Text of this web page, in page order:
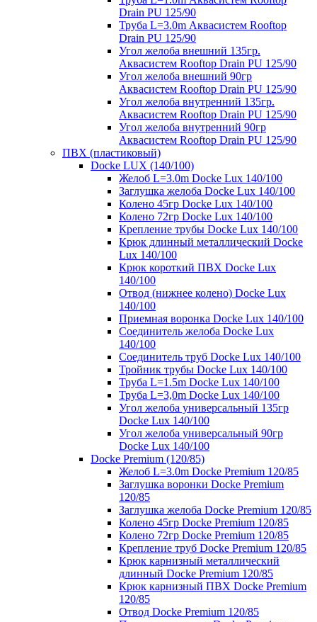
Drain PU 125/90
Труба L=3.0m Аквасистем Rooftop
Drain PU 125/90
Угол желоба внешний 135гр.
Аквасистем Rooftop Drain PU 125/90
Угол желоба внешний 90гр
Аквасистем Rooftop Drain PU 125/90
Угол желоба внутренний 135гр.
Аквасистем Rooftop Drain PU 125/90
Угол желоба внутренний 90гр
Аквасистем Rooftop Drain PU 125/90
ПВХ (пластиковый)
Docke LUX (140/100)
Желоб L=3.0m Docke Lux 140/100
Заглушка желоба Docke Lux 140/100
Колено 45гр Docke Lux 140/100
Колено 72гр Docke Lux 140/100
Крепление трубы Docke Lux 140/100
Крюк длинный металлический Docke
Lux 140/100
Крюк короткий ПВХ Docke Lux
140/100
Отвод (нижнее колено) Docke Lux
140/100
Приемная воронка Docke Lux 140/100
Соединитель желоба Docke Lux
140/100
Соединитель труб Docke Lux 140/100
Тройник трубы Docke Lux 140/100
Труба L=1.5m Docke Lux 140/100
Труба L=3,0m Docke Lux 140/100
Угол желоба универсальный 135гр
Docke Lux 140/100
Угол желоба универсальный 90гр
Docke Lux 140/100
Docke Premium (120/85)
Желоб L=3.0m Docke Premium 120/85
Заглушка воронки Docke Premium
120/85
Заглушка желоба Docke Premium 120/85
Колено 45гр Docke Premium 120/85
Колено 72гр Docke Premium 120/85
Крепление труб Docke Premium 120/85
Крюк карнизный металлический
длинный Docke Premium 120/85
Крюк карнизный ПВХ Docke Premium
120/85
Отвод Docke Premium 120/85